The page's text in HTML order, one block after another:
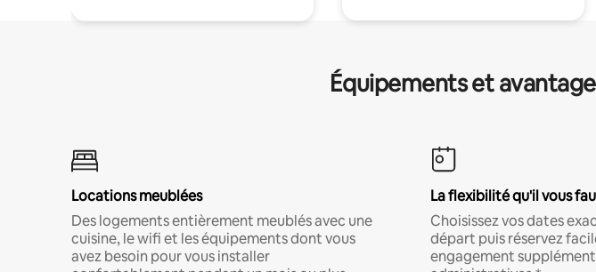
Équipements et
Locations meublées
Des logements entièrement meublés avec une
cuisine, le wifi et les équipements dont vous
avez besoin pour vous installer
La flexibilité qu'il vous
Choisissez vos dates
départ puis réservez
engagement